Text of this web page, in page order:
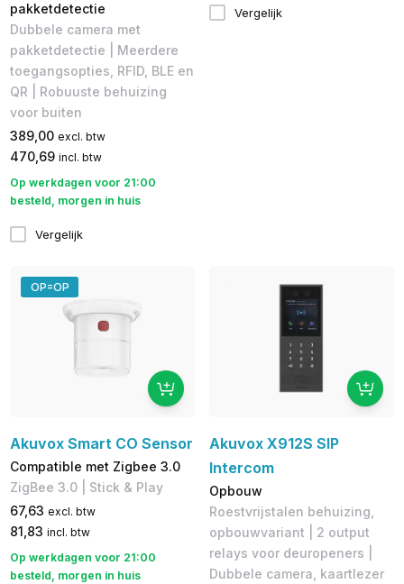
pakketdetectie
Dubbele camera met
pakketdetectie | Meerdere
toegangsopties, RFID, BLE en
QR | Robuuste behuizing
voor buiten
389,00 excl. btw
470,69 incl. btw
Op werkdagen voor 21:00
besteld, morgen in huis
Vergelijk
Vergelijk
OP=OP
Akuvox Smart CO Sensor
Compatible met Zigbee 3.0
ZigBee 3.0 | Stick & Play
67,63 excl. btw
81,83 incl. btw
Op werkdagen voor 21:00
besteld, morgen in huis
Akuvox X912S SIP
Intercom
Opbouw
Roestvrijstalen behuizing,
opbouwvariant | 2 output
relays voor deuropeners |
Dubbele camera, kaartlezer